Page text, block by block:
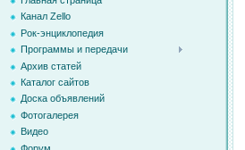
Канал Zello
Рок-энциклопедия
Программы и передачи
Архив статей
Каталог сайтов
Доска объявлений
Фотогалерея
Видео
Форум